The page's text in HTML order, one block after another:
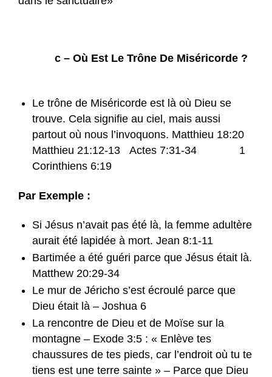
c – Où Est Le Trône De Miséricorde ?
Le trône de Miséricorde est là où Dieu se
trouve. Cela signifie au ciel, mais aussi
partout où nous l’invoquons. Matthieu 18:20
Matthieu 21:12-13 Actes 7:31-34 1
Corinthiens 6:19
Par Exemple :
Si Jésus n’avait pas été là, la femme adultère
aurait été lapidée à mort. Jean 8:1-11
Bartimée a été guéri parce que Jésus était là.
Matthew 20:29-34
Le mur de Jéricho s’est écroulé parce que
Dieu était là – Joshua 6
La rencontre de Dieu et de Moïse sur la
montagne – Exode 3:5 : « Enlève tes
chaussures de tes pieds, car l’endroit où tu te
tiens est une terre sainte » – Parce que Dieu